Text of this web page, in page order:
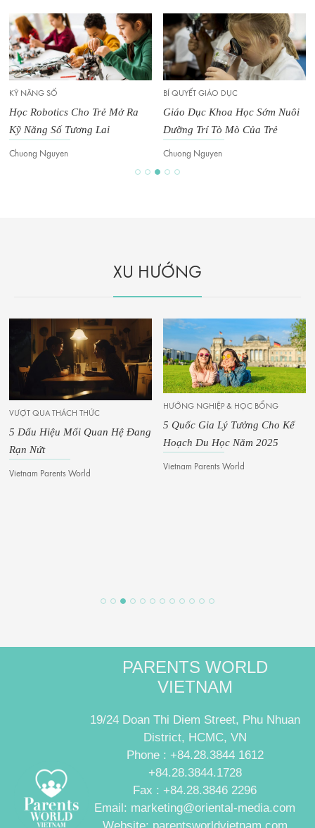
KỸ NĂNG SỐ
Học Robotics Cho Trẻ Mở Ra
Kỹ Năng Số Tương Lai
Chuong Nguyen
BÍ QUYẾT GIÁO DỤC
Giáo Dục Khoa Học Sớm Nuôi
Dưỡng Trí Tò Mò Của Trẻ
Chuong Nguyen
XU HƯỚNG
VƯỢT QUA THÁCH THỨC
5 Dấu Hiệu Mối Quan Hệ Đang
Rạn Nứt
Vietnam Parents World
HƯỚNG NGHIỆP & HỌC BỔNG
5 Quốc Gia Lý Tưởng Cho Kế
Hoạch Du Học Năm 2025
Vietnam Parents World
PARENTS WORLD
VIETNAM
19/24 Doan Thi Diem Street, Phu Nhuan
District, HCMC, VN
Phone : +84.28.3844 1612
+84.28.3844.1728
Fax : +84.28.3846 2296
Email: marketing@oriental-media.com